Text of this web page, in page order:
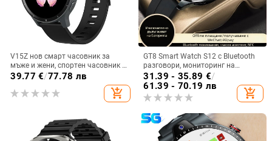
V15Z нов смарт часовник за
мъже и жени, спортен часовник с
Bluetooth, пулсомер, сън, кръвно
налягане, здравен часовник
39.77 €/77.78 лв
add_shopping_cart
GT8 Smart Watch S12 с Bluetooth
разговори, мониторинг на
сърдечния ритъм, водоустойчив,
TFT дисплей, магнитно
зареждане
31.39 - 35.89 €/
61.39 - 70.19 лв
add_shopping_cart